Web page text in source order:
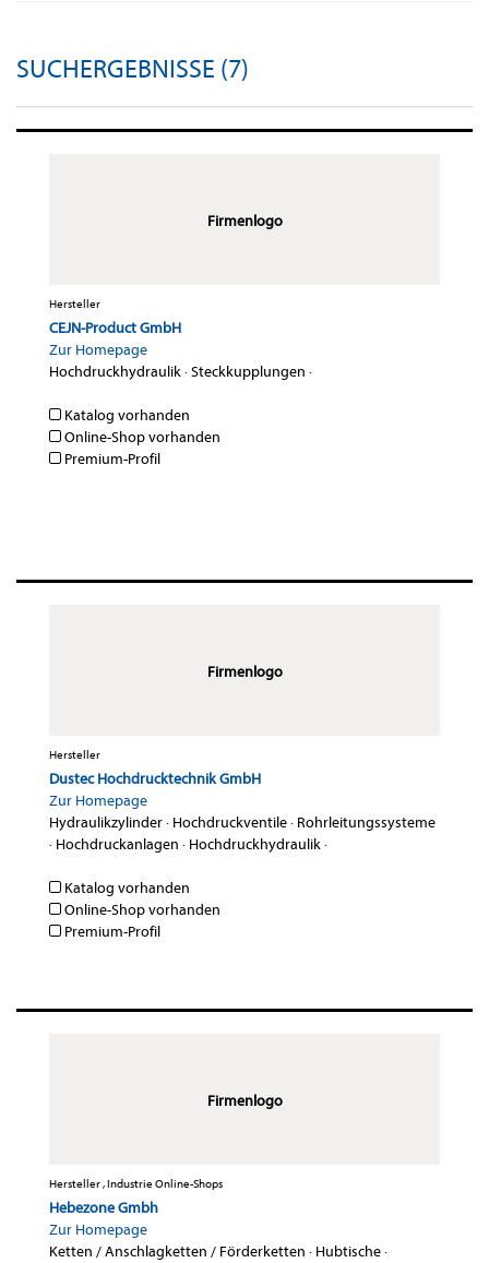
SUCHERGEBNISSE (7)
Firmenlogo
Hersteller
CEJN-Product GmbH
Zur Homepage
Hochdruckhydraulik·Steckkupplungen ·
Katalog vorhanden
Online-Shop vorhanden
Premium-Profil
Firmenlogo
Hersteller
Dustec Hochdrucktechnik GmbH
Zur Homepage
Hydraulikzylinder· Hochdruckventile· Rohrleitungssysteme
· Hochdruckanlagen · Hochdruckhydraulik·
Katalog vorhanden
Online-Shop vorhanden
Premium-Profil
Firmenlogo
Hersteller , Industrie Online-Shops
Hebezone Gmbh
Zur Homepage
Ketten / Anschlagketten / Förderketten · Hubtische·